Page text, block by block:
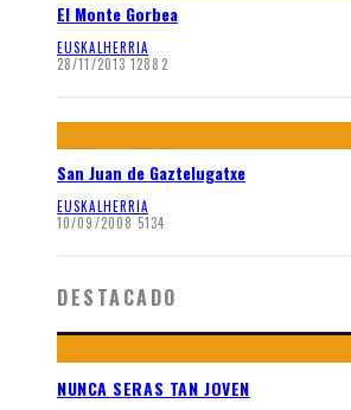
El Monte Gorbea
EUSKALHERRIA
28/11/2013 12882
San Juan de Gaztelugatxe
EUSKALHERRIA
10/09/2008 5134
DESTACADO
NUNCA SERAS TAN JOVEN